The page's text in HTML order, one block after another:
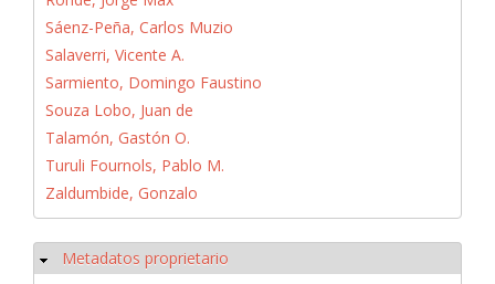
Sáenz-Peña, Carlos Muzio
Salaverri, Vicente A.
Sarmiento, Domingo Faustino
Souza Lobo, Juan de
Talamón, Gastón O.
Turuli Fournols, Pablo M.
Zaldumbide, Gonzalo
Ocultar
Metadatos proprietario